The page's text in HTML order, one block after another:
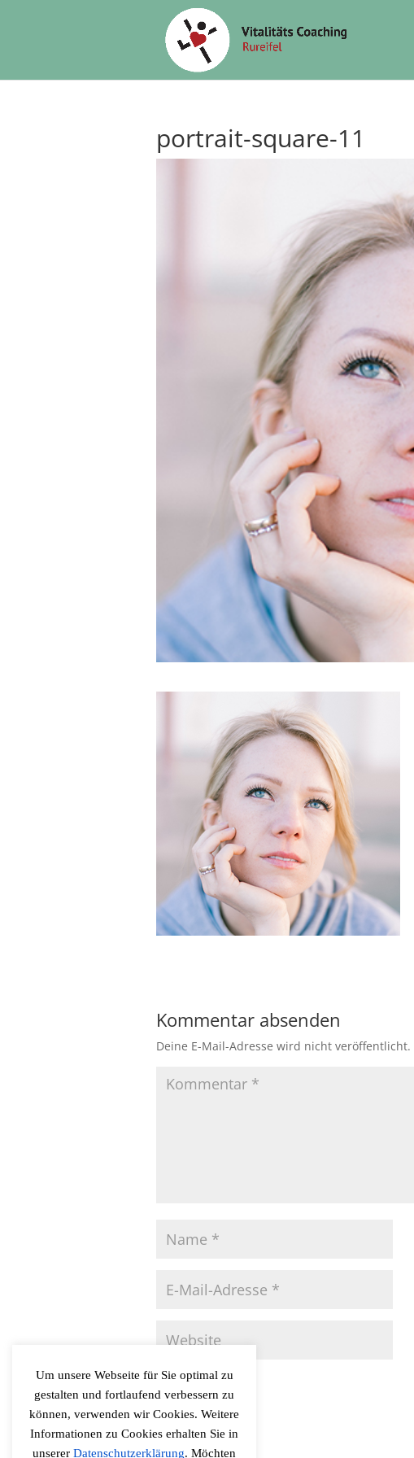
portrait-square-11
Kommentar absenden
Deine E-Mail-Adresse wird nicht veröffentlicht.
Um unsere Webseite für Sie optimal zu
gestalten und fortlaufend verbessern zu
können, verwenden wir Cookies. Weitere
Informationen zu Cookies erhalten Sie in
unserer Datenschutzerklärung. Möchten